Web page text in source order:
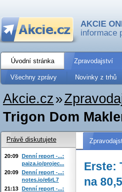
AKCIE
informace
Úvodní stránka Zpravodajství
Všechny zprávy Novinky z trhů
Akcie.cz»
Trigon Dom
Erste:
na
Právě diskutujete
20:09 Denní report -...:
paiza.io/projec...
20:09 Denní report -...:
notes.io/e6rL7
21:13 Denní report -...: